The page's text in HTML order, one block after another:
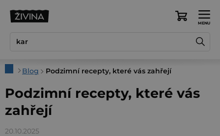
Nákupní
DomůBlog Podzimní recepty, které vás zahřejí
Podzimní recepty, které vás
zahřejí
20.10.2025